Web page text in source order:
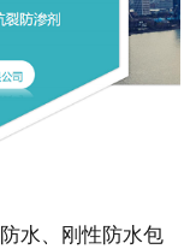
水、刚性防水包